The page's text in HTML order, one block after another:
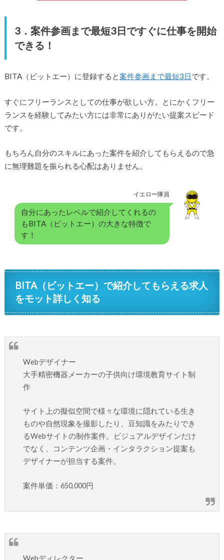
3．案件参画まで最短3日ですぐに仕事を開始
できる！
BITA（ビットエー）に登録すると案件参画まで最短3日です。
すぐにフリーランスとしての仕事が欲しい方。とにかくフリー
ランスを経験してみたい方には非常にありがたい提案スピード
です。
もちろん自分のスキルにあった案件を紹介してもらえるので急
に無理難題を振られる心配はありません。
イエロー隊員
自分にあったレベルで紹介してくれるの
もBITA（ビットエー）の大きな特徴で
す！
BITA（ビットエー）で紹介してもらえる求人
をモット詳しく知る
Webデザイナー
大手精密機器メーカーの子供向け環境教育サイト制
作
サイト上の擬似空間で様々な環境に隠れている生き
ものや自然現象を撮影したり、豆知識をみたりでき
るWebサイトの制作案件。ビジュアルデザインだけ
でなく、コンテンツ企画・インタラクション提案も
デザイナーが担当する案件。
案件単価：650,000円
Webディレクター